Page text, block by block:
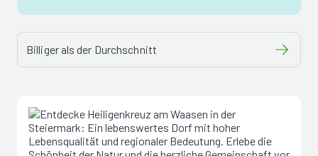
Billiger als der Durchschnitt